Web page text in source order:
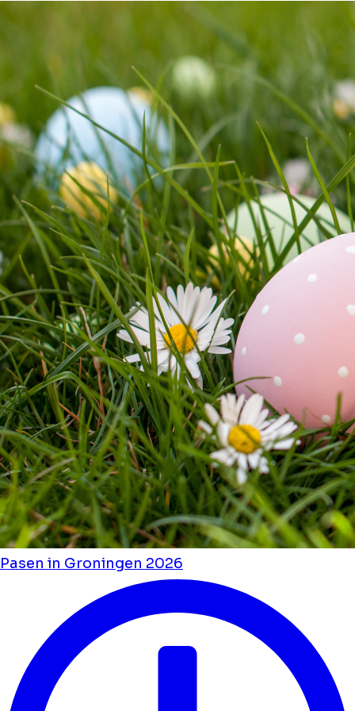
Pasen in Groningen 2026